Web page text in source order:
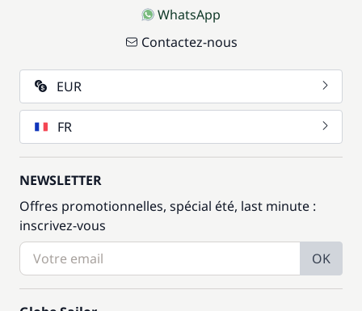
WhatsApp
Contactez-nous
EUR
FR
NEWSLETTER
Offres promotionnelles, spécial été, last minute :
inscrivez-vous
OK